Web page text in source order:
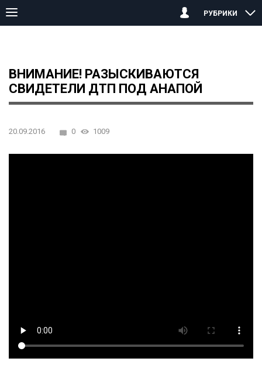
РУБРИКИ
Внимание! Разыскиваются
ВНИМАНИЕ! РАЗЫСКИВАЮТСЯ
СВИДЕТЕЛИ ДТП ПОД АНАПОЙ
20.09.2016 0 1009